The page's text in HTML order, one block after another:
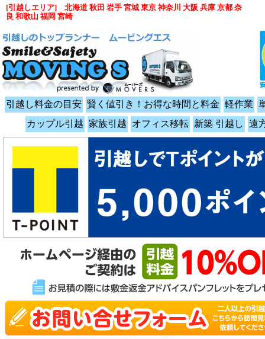
引越し料金の目安 賢く値引き！お得な時間と料金 軽作業
カップル引越 家族引越 オフィス移転 新築 引越し 遠
[引越しエリア] 北海道 秋田 岩手 宮城 東京 神奈川 大阪 兵庫 京都 奈
良 和歌山 福岡 宮崎